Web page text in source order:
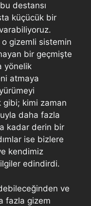
destansı
küçücük bir
o gizemli sistemin
bir geçmişte
yönelik
atmaya
gibi; kimi zaman
daha fazla
kadar derin bir
ise bizlere
kendimiz
edindirdi.
ve
fazla gizem